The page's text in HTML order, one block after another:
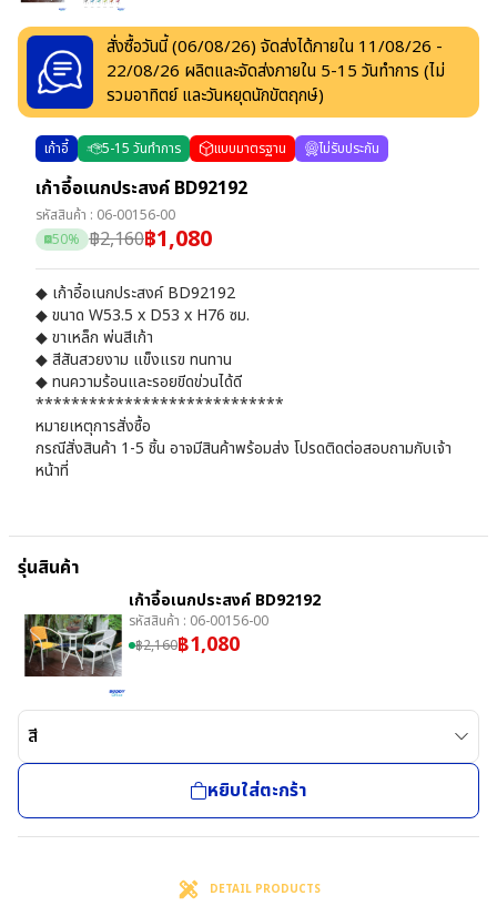
สั่งซื้อวันนี้ (06/08/26) จัดส่งได้ภายใน 11/08/26 -
22/08/26 ผลิตและจัดส่งภายใน 5-15 วันทำการ (ไม่
รวมอาทิตย์ และวันหยุดนักขัตฤกษ์)
เก้าอี้ 5-15 วันทำการ แบบมาตรฐาน ไม่รับประกัน
เก้าอี้อเนกประสงค์ BD92192
รหัสสินค้า : 06-00156-00
50% ฿2,160฿1,080
◆ เก้าอี้อเนกประสงค์ BD92192
◆ ขนาด W53.5 x D53 x H76 ซม.
◆ ขาเหล็ก พ่นสีเก้า
◆ สีสันสวยงาม แข็งแรฃ ทนทาน
◆ ทนความร้อนและรอยขีดข่วนได้ดี
****************************
หมายเหตุการสั่งซื้อ
กรณีสั่งสินค้า 1-5 ชิ้น อาจมีสินค้าพร้อมส่ง โปรดติดต่อสอบถามกับเจ้า
หน้าที่
รุ่นสินค้า
เก้าอี้อเนกประสงค์ BD92192
รหัสสินค้า : 06-00156-00
฿2,160฿1,080
สี
หยิบใส่ตะกร้า
DETAIL PRODUCTS